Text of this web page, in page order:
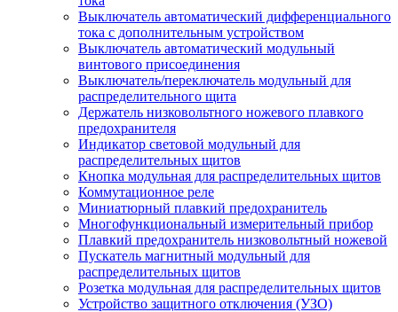
Выключатель автоматический дифференциального
тока с дополнительным устройством
Выключатель автоматический модульный
винтового присоединения
Выключатель/переключатель модульный для
распределительного щита
Держатель низковольтного ножевого плавкого
предохранителя
Индикатор световой модульный для
распределительных щитов
Кнопка модульная для распределительных щитов
Коммутационное реле
Миниатюрный плавкий предохранитель
Многофункциональный измерительный прибор
Плавкий предохранитель низковольтный ножевой
Пускатель магнитный модульный для
распределительных щитов
Розетка модульная для распределительных щитов
Устройство защитного отключения (УЗО)